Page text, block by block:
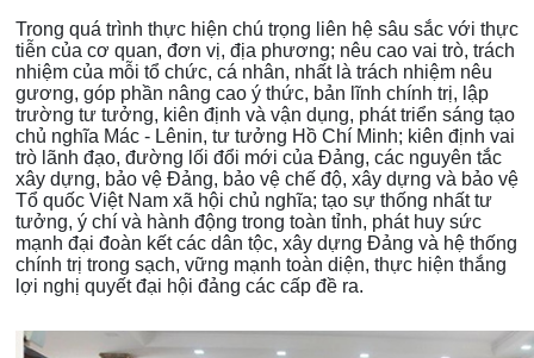
Trong quá trình thực hiện chú trọng liên hệ sâu sắc với thực
tiễn của cơ quan, đơn vị, địa phương; nêu cao vai trò, trách
nhiệm của mỗi tổ chức, cá nhân, nhất là trách nhiệm nêu
gương, góp phần nâng cao ý thức, bản lĩnh chính trị, lập
trường tư tưởng, kiên định và vận dụng, phát triển sáng tạo
chủ nghĩa Mác - Lênin, tư tưởng Hồ Chí Minh; kiên định vai
trò lãnh đạo, đường lối đổi mới của Đảng, các nguyên tắc
xây dựng, bảo vệ Đảng, bảo vệ chế độ, xây dựng và bảo vệ
Tổ quốc Việt Nam xã hội chủ nghĩa; tạo sự thống nhất tư
tưởng, ý chí và hành động trong toàn tỉnh, phát huy sức
mạnh đại đoàn kết các dân tộc, xây dựng Đảng và hệ thống
chính trị trong sạch, vững mạnh toàn diện, thực hiện thắng
lợi nghị quyết đại hội đảng các cấp đề ra.